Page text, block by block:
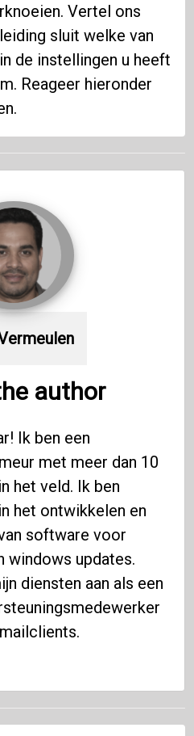
Vertel ons
sluit welke van
de instellingen u heeft
Reageer hieronder
author
Ik ben een
met meer dan 10
het veld. Ik ben
het ontwikkelen en
software voor
windows updates.
diensten aan als een